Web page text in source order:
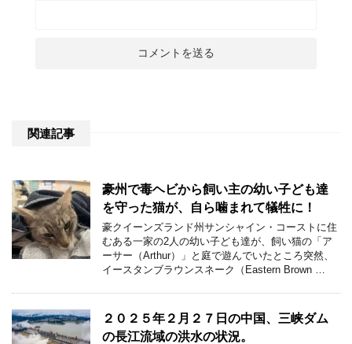
関連記事
豪州で毒ヘビから飼い主の幼い子ども達
を守った猫が、自ら噛まれて犠牲に！
豪クイーンズランド州サンシャイン・コーストに住
むある一家の2人の幼い子ども達が、飼い猫の「ア
ーサー（Arthur）」と庭で遊んでいたところ突然、
イースタンブラウンスネーク（Eastern Brown …
２０２５年２月２７日の中国、三峡ダム
の長江流域の洪水の状況。